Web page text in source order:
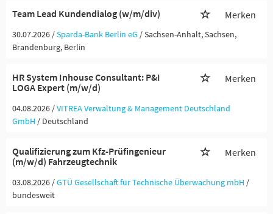
Team Lead Kundendialog (w/m/div) Merken
30.07.2026 /Sparda-Bank Berlin eG / Sachsen-Anhalt, Sachsen,
Brandenburg, Berlin
HR System Inhouse Consultant: P&I
LOGA Expert (m/w/d)
Merken
04.08.2026 /VITREA Verwaltung & Management Deutschland
GmbH / Deutschland
Qualifizierung zum Kfz-Prüfingenieur
(m/w/d) Fahrzeugtechnik
Merken
03.08.2026 /GTÜ Gesellschaft für Technische Überwachung mbH /
bundesweit